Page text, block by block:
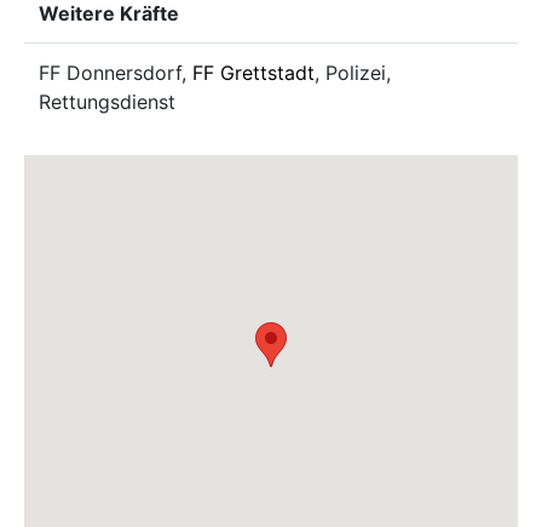
Weitere Kräfte
FF Donnersdorf, FF Grettstadt, Polizei,
Rettungsdienst